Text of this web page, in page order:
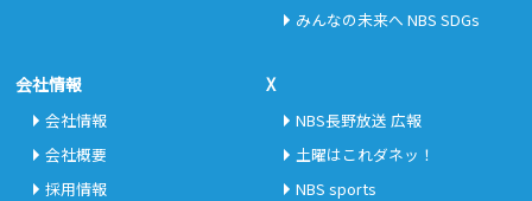
みんなの未来へ NBS SDGs
会社情報
会社情報
会社概要
採用情報
X
NBS長野放送 広報
土曜はこれダネッ！
NBS sports